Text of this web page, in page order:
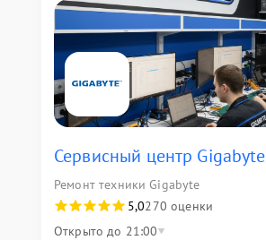
Сервисный центр Gigabyte
Ремонт техники Gigabyte
5,0270 оценки
Открыто до 21:00